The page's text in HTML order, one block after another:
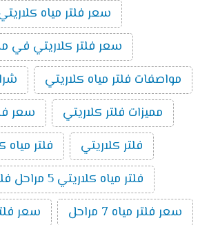
سعر فلتر مياه
سعر فلتر كلاريتي في
مواصفات فلتر مياه كلاريتي
مميزات فلتر كلاريتي
سعر
فلتر كلاريتي
فلتر مياه
فلتر مياه كلاريتي 5 مراحل فلتريشن
سعر فلتر مياه 7 مراحل
سعر فلتر